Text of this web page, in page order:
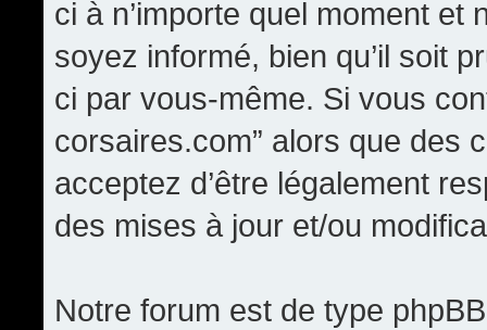
ci à n’importe quel moment
soyez informé, bien qu’il soit
ci par vous-même. Si vous
corsaires.com” alors que des
acceptez d’être légalement
des mises à jour et/ou
Notre forum est de type phpBB